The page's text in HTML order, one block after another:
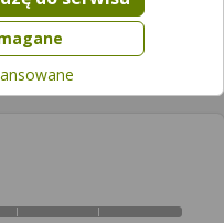
dobrowolne, a wyrażoną
możesz też wycofać
tylko w niektórych
więcej lub chcesz
narzędzi
w